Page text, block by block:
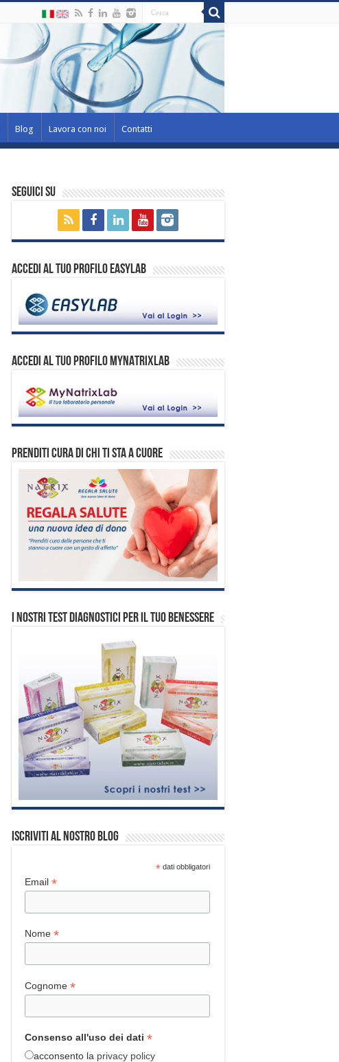
Blog Lavora con noi Contatti
Seguici su
Accedi al tuo profilo EasyLab
ACCEDI AL TUO PROFILO MYNATRIXLAB
Prenditi cura di chi ti sta a cuore
I nostri test diagnostici per il tuo benessere
Iscriviti al nostro blog
*dati obbligatori
Email *
Nome *
Cognome *
Consenso all'uso dei dati *
acconsentola privacy policy